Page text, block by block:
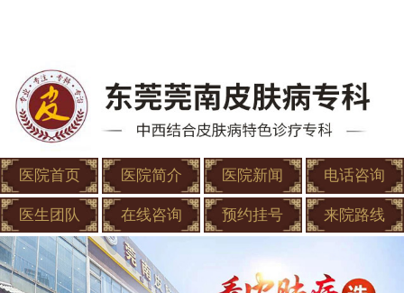
医院首页 医院简介 医院新闻 电话咨询
医生团队 在线咨询 预约挂号 来院路线